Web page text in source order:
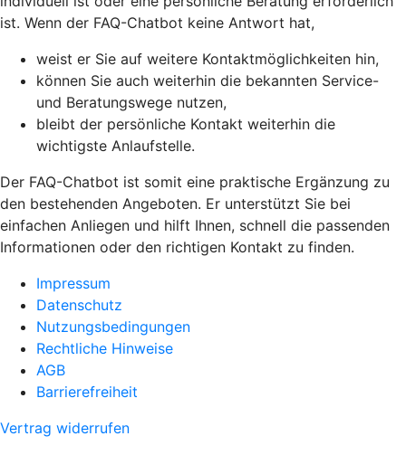
ist. Wenn der FAQ-Chatbot keine Antwort hat,
weist er Sie auf weitere Kontaktmöglichkeiten hin,
können Sie auch weiterhin die bekannten Service-
und Beratungswege nutzen,
bleibt der persönliche Kontakt weiterhin die
wichtigste Anlaufstelle.
Der FAQ-Chatbot ist somit eine praktische Ergänzung zu
den bestehenden Angeboten. Er unterstützt Sie bei
einfachen Anliegen und hilft Ihnen, schnell die passenden
Informationen oder den richtigen Kontakt zu finden.
Impressum
Datenschutz
Nutzungsbedingungen
Rechtliche Hinweise
AGB
Barrierefreiheit
Vertrag widerrufen